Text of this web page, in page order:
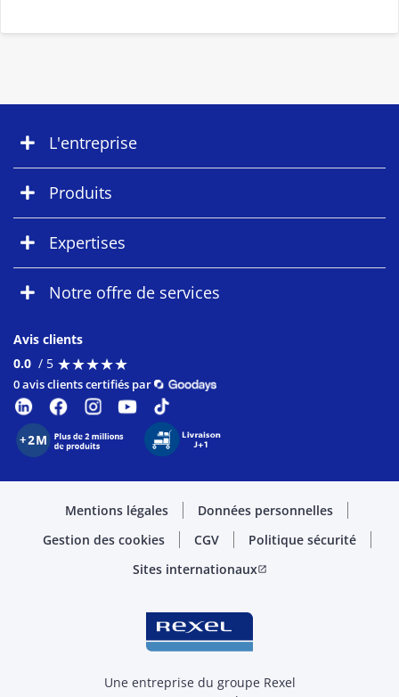
L'entreprise
Produits
Expertises
Notre offre de services
Avis clients
0.0 / 5 ★★★★★
★★★★★
0 avis clients certifiés par
Mentions légales
Données personnelles
Gestion des cookies
CGV
Politique sécurité
Sites internationauxopen_in_new
Une entreprise du groupe Rexel